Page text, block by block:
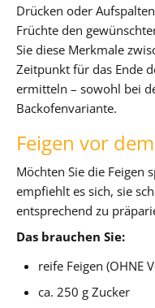
Drücken oder
Früchte den
Sie diese Merkmale
Zeitpunkt für das Ende
ermitteln – sowohl bei
Backofenvariante.
Feigen vor
Möchten Sie die Feigen
empfiehlt es sich, sie
entsprechend zu
Das brauchen Sie:
reife Feigen (OHNE
ca. 250 g Zucker